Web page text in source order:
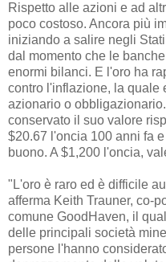
Rispetto alle azioni e ad
poco costoso. Ancora più
iniziando a salire negli
dal momento che le
enormi bilanci. E l'oro ha
contro l'inflazione, la quale
azionario o
conservato il suo valore
$20.67 l'oncia 100 anni fa
buono. A $1,200 l'oncia,
"L'oro è raro ed è difficile
afferma Keith Trauner, co-
comune GoodHaven, il
delle principali società
persone l'hanno